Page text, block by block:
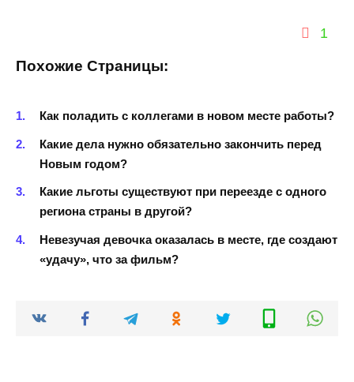
1
Похожие Страницы:
Как поладить с коллегами в новом месте работы?
Какие дела нужно обязательно закончить перед
Новым годом?
Какие льготы существуют при переезде с одного
региона страны в другой?
Невезучая девочка оказалась в месте, где создают
«удачу», что за фильм?